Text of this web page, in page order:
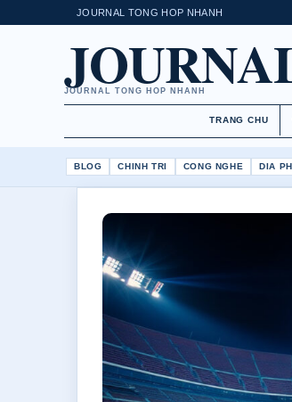
JOURNAL TONG HOP NHANH
JOURNAL TONG HOP NHANH
TRANG CHU
BLOG CHINH TRI CONG NGHE DIA